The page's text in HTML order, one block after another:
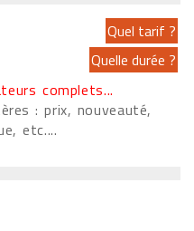
complets...
: prix, nouveauté,
etc....